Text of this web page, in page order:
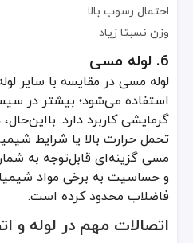
احتمال رسوب بالا
وزن نسبتا زیاد
6. لوله مسی
لوله مسی در مقایسه با سایر
استفاده می‌شود؛ بیشتر در
گرمایشی کاربرد دارد.
تحمل حرارت بالا یا شرایط
مسی گزینه‌ای قابل‌توجه به
و حساسیت به برخی مواد
فاضلاب محدود کرده است.
اتصالات مهم در لوله و